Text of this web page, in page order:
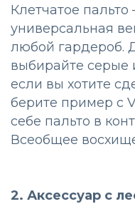
Клетчатое пальто
универсальная
любой гардероб.
выбирайте серые
если вы хотите
берите пример с
себе пальто в
Всеобщее
2. Аксессуар с